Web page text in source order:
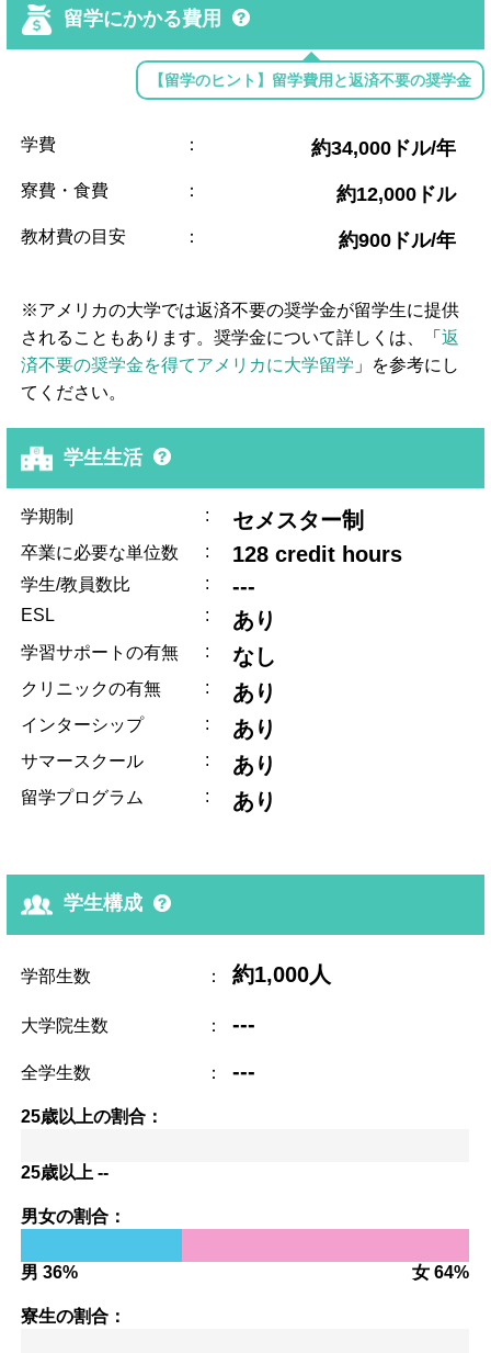
留学にかかる費用
【留学のヒント】留学費用と返済不要の奨学金
学費 ： 約34,000ドル/年
寮費・食費 ： 約12,000ドル
教材費の目安 ： 約900ドル/年
※アメリカの大学では返済不要の奨学金が留学生に提供
されることもあります。奨学金について詳しくは、「返
済不要の奨学金を得てアメリカに大学留学 」を参考にし
てください。
学生生活
学期制 : セメスター制
卒業に必要な単位数 : 128 credit hours
学生/教員数比 : ---
ESL : あり
学習サポートの有無 : なし
クリニックの有無 : あり
インターシップ : あり
サマースクール : あり
留学プログラム : あり
学生構成
学部生数 ： 約1,000人
大学院生数 ： ---
全学生数 ： ---
25歳以上の割合：
25歳以上 --
男女の割合：
男 36% 女 64%
寮生の割合：